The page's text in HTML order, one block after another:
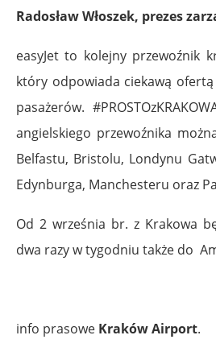
Radosław Włoszek, prezes
easyJet to kolejny przewoźnik
który odpowiada ciekawą
pasażerów.
angielskiego przewoźnika
Belfastu, Bristolu, Londynu
Edynburga, Manchesteru oraz
Od 2 września br. z Krakowa
dwa razy w tygodniu także do
info prasowe Kraków Airport.